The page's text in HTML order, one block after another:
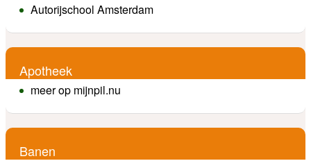
Autorijschool Amsterdam
Apotheek
meer op mijnpil.nu
Banen